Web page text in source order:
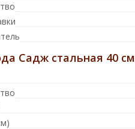
Садж стальная 40 см